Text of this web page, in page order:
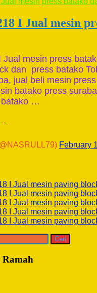
I Jual mesin
Jual mesin press
dan press batako
jual beli mesin
batako press
batako …
February
I Jual mesin paving
I Jual mesin paving
I Jual mesin paving
I Jual mesin paving
I Jual mesin paving